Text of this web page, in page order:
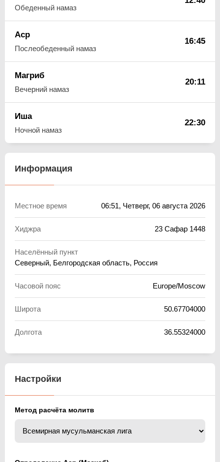
Обеденный намаз
Аср
Послеобеденный намаз
16:45
Магриб
Вечерний намаз
20:11
Иша
Ночной намаз
22:30
Информация
Местное время 06:51, Четверг, 06 августа 2026
Хиджра 23 Сафар 1448
Населённый пункт
Северный, Белгородская область, Россия
Часовой пояс Europe/Moscow
Широта 50.67704000
Долгота 36.55324000
Настройки
Метод расчёта молитв